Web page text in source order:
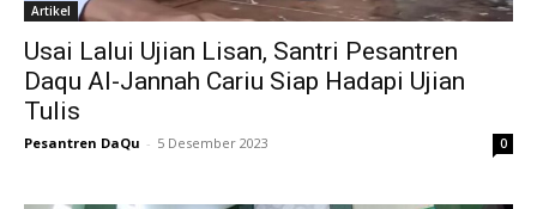
Artikel
Usai Lalui Ujian Lisan, Santri Pesantren
Daqu Al-Jannah Cariu Siap Hadapi Ujian
Tulis
Pesantren DaQu - 5 Desember 2023 0